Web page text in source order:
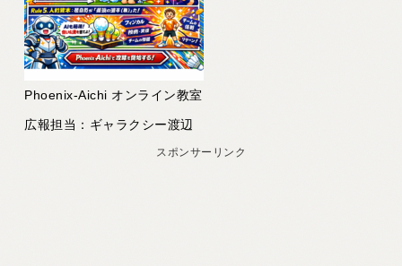
Phoenix-Aichi オンライン教室
広報担当：ギャラクシー渡辺
スポンサーリンク